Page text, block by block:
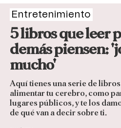
Entretenimiento
5 libros que leer
demás piensen:
mucho'
Aquí tienes una serie de
alimentar tu cerebro, como
lugares públicos, y te los
de qué van a decir sobre ti.